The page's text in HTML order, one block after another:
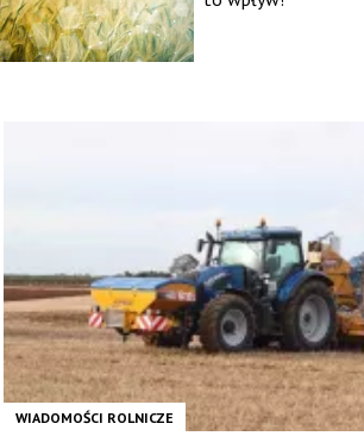
WIADOMOŚCI ROLNICZE